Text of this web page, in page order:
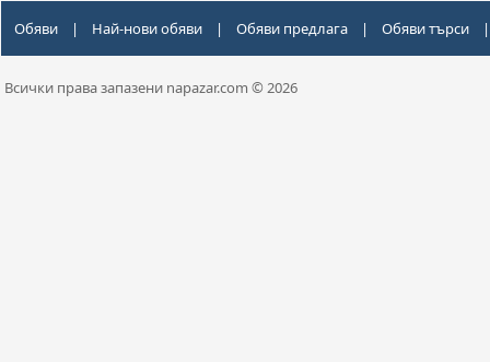
Обяви | Най-нови обяви | Обяви предлага | Обяви търси |
Всички права запазени napazar.com © 2026